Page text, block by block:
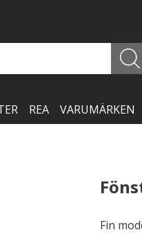
REA VARUMÄRKEN
Fin